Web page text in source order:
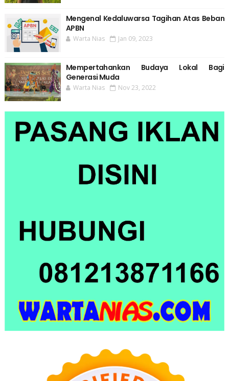
Mengenal Kedaluwarsa Tagihan Atas Beban
APBN
Warta Nias Jan 09, 2023
Mempertahankan Budaya Lokal Bagi
Generasi Muda
Warta Nias Nov 23, 2022